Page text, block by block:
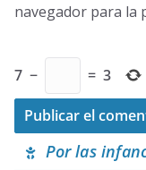
navegador para la
7 − = 3
Por las